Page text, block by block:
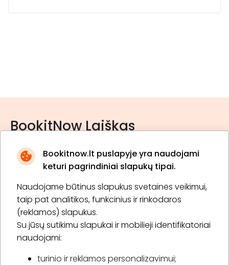
Bookitnow.lt puslapyje yra naudojami
keturi pagrindiniai slapukų tipai.
Naudojame būtinus slapukus svetainės veikimui,
taip pat analitikos, funkcinius ir rinkodaros
(reklamos) slapukus.
Su jūsų sutikimu slapukai ir mobilieji identifikatoriai
naudojami:
turinio ir reklamos personalizavimui;
BookitNow Laiškas
* Susipažinau su privatumo politika
Prenumeruoti